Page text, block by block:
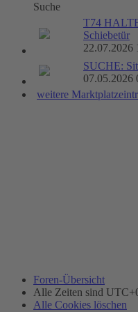
Suche
T74
Schiebetür
22.07.2026
SUCHE:
07.05.2026
weitere
Foren-Übersicht
Alle Zeiten sind
Alle Cookies löschen